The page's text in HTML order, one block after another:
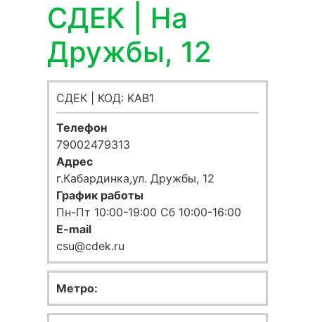
СДЕК | На
Дружбы, 12
СДЕК | КОД: KAB1
Телефон
79002479313
Адрес
г.Кабардинка,ул. Дружбы, 12
График работы
Пн-Пт 10:00-19:00 Сб 10:00-16:00
E-mail
csu@cdek.ru
Метро: